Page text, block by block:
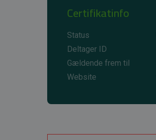
Certifikatinfo
Status
Deltager ID
Gældende frem til
Website